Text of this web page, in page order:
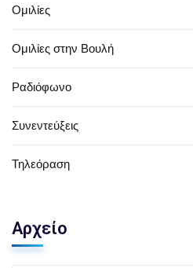
Ομιλίες
Ομιλίες στην Βουλή
Ραδιόφωνο
Συνεντεύξεις
Τηλεόραση
Αρχείο